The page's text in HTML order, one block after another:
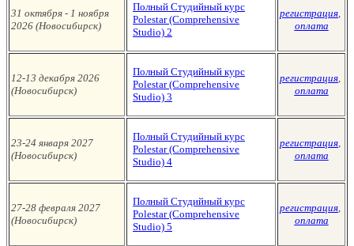
31 октября - 1 ноября
2026 (Новосибирск)
Полный Студийный курс
Polestar (Сomprehensive
Studio) 2
регистрация,
оплата
12-13 декабря 2026
(Новосибирск)
Полный Студийный курс
Polestar (Сomprehensive
Studio) 3
регистрация,
оплата
23-24 января 2027
(Новосибирск)
Полный Студийный курс
Polestar (Сomprehensive
Studio) 4
регистрация,
оплата
27-28 февраля 2027
(Новосибирск)
Полный Студийный курс
Polestar (Сomprehensive
Studio) 5
регистрация,
оплата